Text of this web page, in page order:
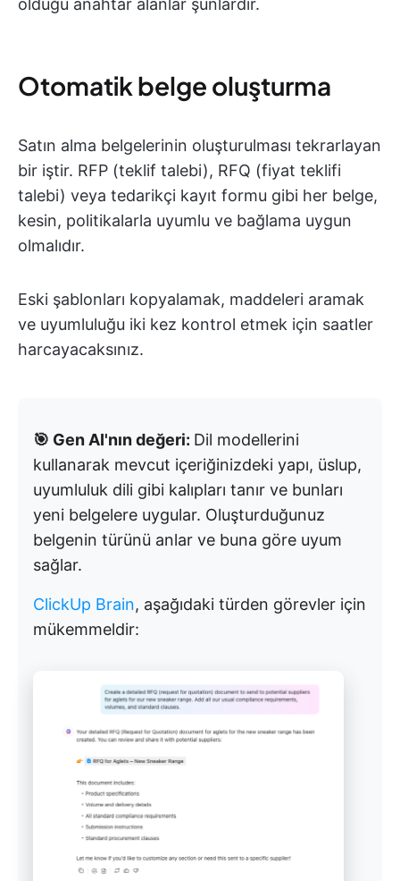
Otomatik belge oluşturma
Satın alma belgelerinin oluşturulması tekrarlayan
bir iştir. RFP (teklif talebi), RFQ (fiyat teklifi
talebi) veya tedarikçi kayıt formu gibi her belge,
kesin, politikalarla uyumlu ve bağlama uygun
olmalıdır.
Eski şablonları kopyalamak, maddeleri aramak
ve uyumluluğu iki kez kontrol etmek için saatler
harcayacaksınız.
🎯 Gen AI'nın değeri: Dil modellerini
kullanarak mevcut içeriğinizdeki yapı, üslup,
uyumluluk dili gibi kalıpları tanır ve bunları
yeni belgelere uygular. Oluşturduğunuz
belgenin türünü anlar ve buna göre uyum
sağlar.
ClickUp Brain, aşağıdaki türden görevler için
mükemmeldir: